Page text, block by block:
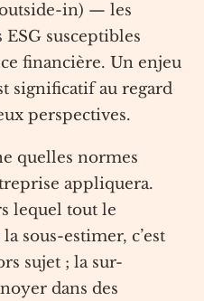
in) — les
susceptibles
financière. Un enjeu
significatif au regard
perspectives.
quelles normes
appliquera.
lequel tout le
sous-estimer, c’est
sujet ; la sur-
dans des